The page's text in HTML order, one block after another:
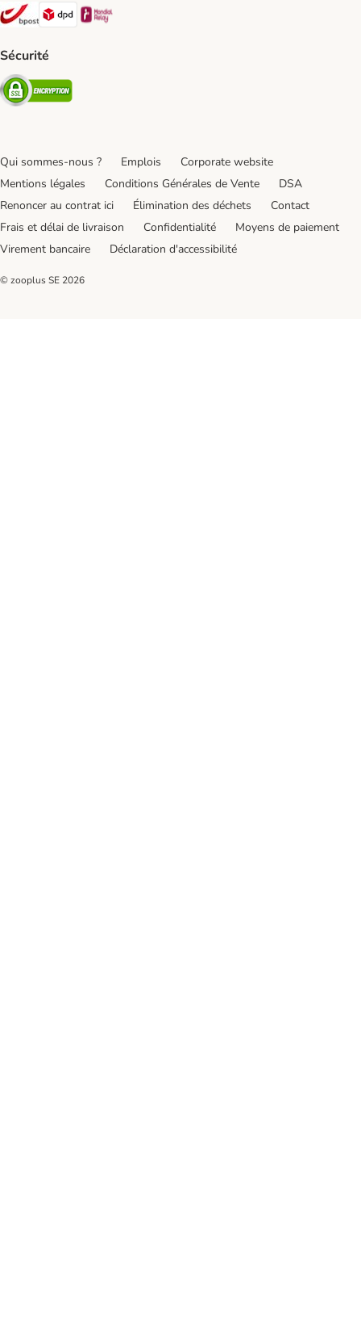
Bpost Shipping Method
DPD Shipping Method
Sécurité
Security
Qui sommes-nous ? Emplois
Corporate website
Mentions légales
Conditions Générales de Vente
DSA
Renoncer au contrat ici
Élimination des déchets
Contact
Frais et délai de livraison
Confidentialité
Moyens de paiement
Virement bancaire
Déclaration d'accessibilité
© zooplus SE 2026